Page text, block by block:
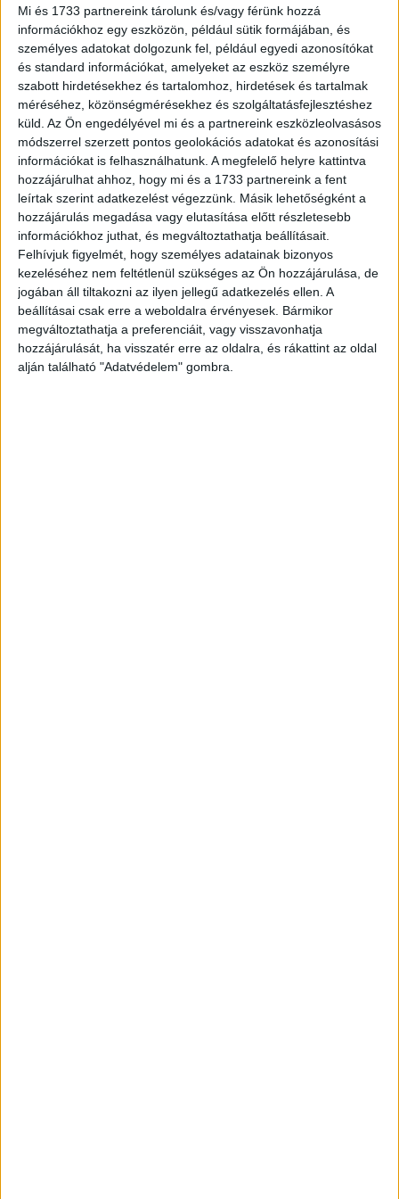
Mi és 1733 partnereink tárolunk és/vagy férünk hozzá
információkhoz egy eszközön, például sütik formájában, és
személyes adatokat dolgozunk fel, például egyedi azonosítókat
és standard információkat, amelyeket az eszköz személyre
szabott hirdetésekhez és tartalomhoz, hirdetések és tartalmak
méréséhez, közönségmérésekhez és szolgáltatásfejlesztéshez
küld. Az Ön engedélyével mi és a partnereink eszközleolvasásos
módszerrel szerzett pontos geolokációs adatokat és azonosítási
információkat is felhasználhatunk. A megfelelő helyre kattintva
hozzájárulhat ahhoz, hogy mi és a 1733 partnereink a fent
leírtak szerint adatkezelést végezzünk. Másik lehetőségként a
hozzájárulás megadása vagy elutasítása előtt részletesebb
információkhoz juthat, és megváltoztathatja beállításait.
Felhívjuk figyelmét, hogy személyes adatainak bizonyos
kezeléséhez nem feltétlenül szükséges az Ön hozzájárulása, de
jogában áll tiltakozni az ilyen jellegű adatkezelés ellen. A
beállításai csak erre a weboldalra érvényesek. Bármikor
megváltoztathatja a preferenciáit, vagy visszavonhatja
hozzájárulását, ha visszatér erre az oldalra, és rákattint az oldal
alján található "Adatvédelem" gombra.
A kreatív munkát a Mika Works jegyezte Pardi Dorina
kreatív vezetésével, a gyártást a Beyond Creative
valósította meg. A kampány két szituációs filmmel és 2
rádiószpottal dolgozik, más-más célcsoport-szegmenst
megszólítva - párokat és családokat. De a mechanizmus
közös: az otthoni környezetben megjelenő, nyaraláshoz
tartozó tárgyak és cselekvések abszurd kontrasztja. Ilyen
a filmekben a beszoruló flamingós úszógumi a
fürdőszobában, a családi vízipisztoly csata a nappaliban.
Illetve a rádióban a napágy a balkonon és a fürdőkádba
bombát ugró gyermek. A helyzetek rögtön felismerhetők,
mosolyt csalnak, és ami közös bennük, hogy ugyanaz az
üzenet a feloldás rájuk: „Ne próbáld ki otthon. Próbáld ki a
nyaralásodon."
A kampány június 8-tól a TV2 csatornáin, a Radio1-en és
Retro Rádión, valamint online és digitális felületeken fut
egészen július 12-éig, majd egy második hullámban,